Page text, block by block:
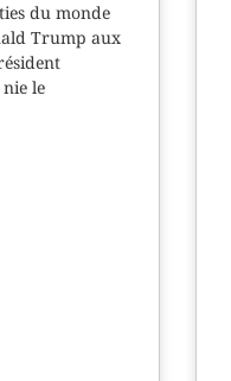
du monde
Trump aux
le